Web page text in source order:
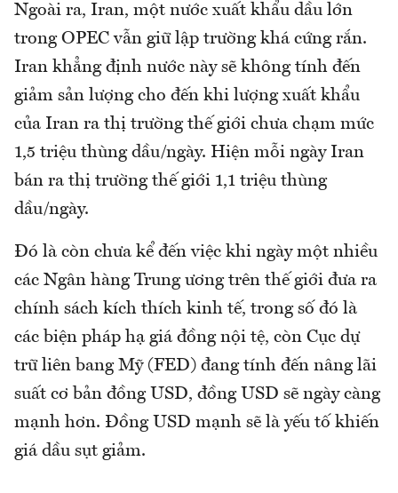
Ngoài ra, Iran, một nước xuất khẩu dầu lớn
trong OPEC vẫn giữ lập trường khá cứng rắn.
Iran khẳng định nước này sẽ không tính đến
giảm sản lượng cho đến khi lượng xuất khẩu
của Iran ra thị trường thế giới chưa chạm mức
1,5 triệu thùng dầu/ngày. Hiện mỗi ngày Iran
bán ra thị trường thế giới 1,1 triệu thùng
dầu/ngày.
Đó là còn chưa kể đến việc khi ngày một nhiều
các Ngân hàng Trung ương trên thế giới đưa ra
chính sách kích thích kinh tế, trong số đó là
các biện pháp hạ giá đồng nội tệ, còn Cục dự
trữ liên bang Mỹ (FED) đang tính đến nâng lãi
suất cơ bản đồng USD, đồng USD sẽ ngày càng
mạnh hơn. Đồng USD mạnh sẽ là yếu tố khiến
giá dầu sụt giảm.